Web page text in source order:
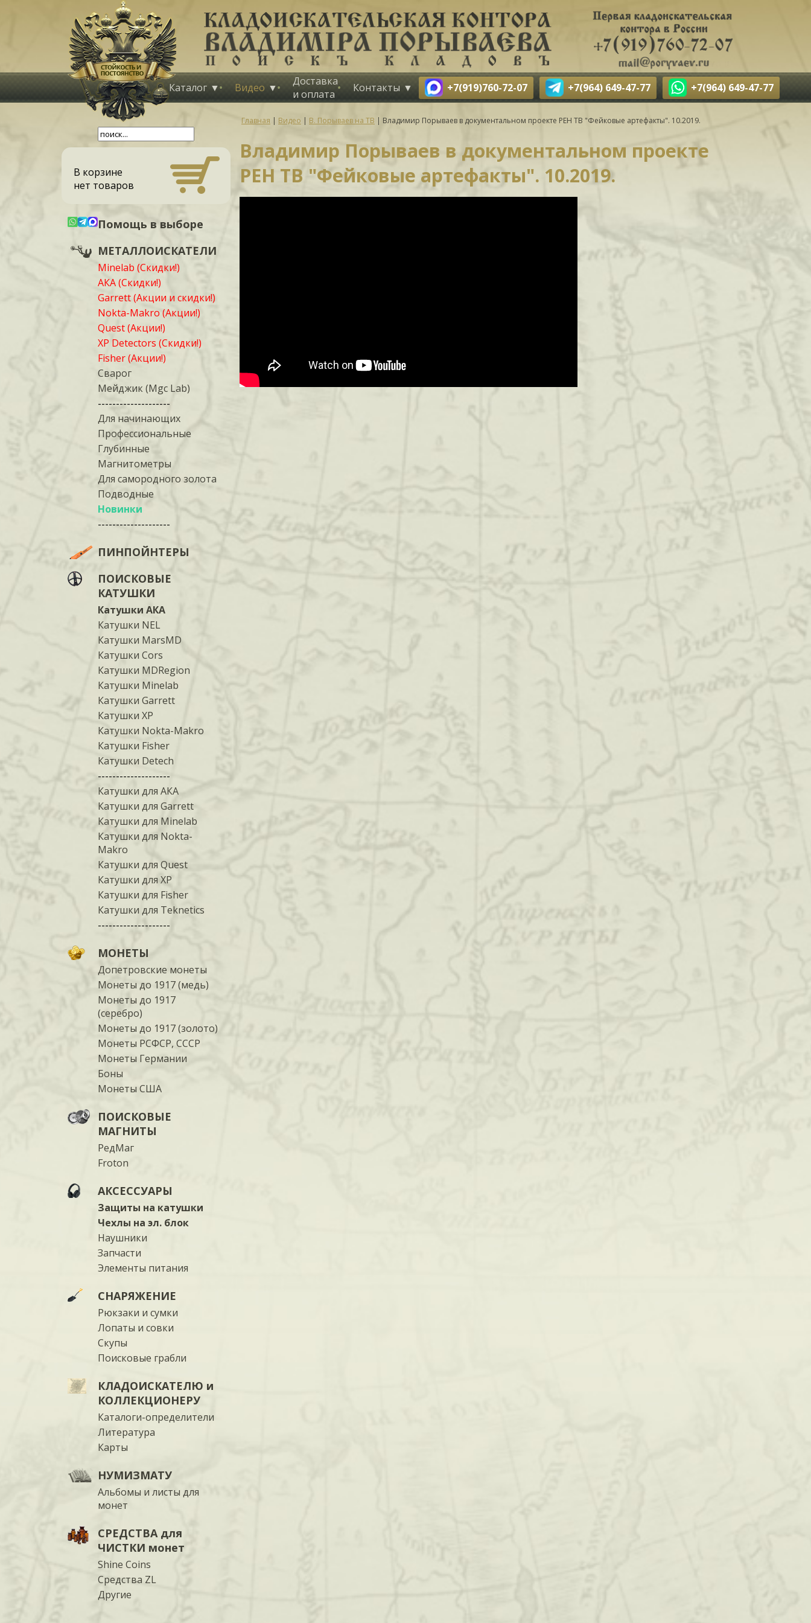
Каталог Видео
Доставка
и оплата
Контакты +7(919)760-72-07 +7(964) 649-47-77 +7(964) 649-47-77
В корзине
нет товаров
Помощь в выборе
МЕТАЛЛОИСКАТЕЛИ
Minelab (Скидки!)
АКА (Скидки!)
Garrett (Акции и скидки!)
Nokta-Makro (Акции!)
Quest (Акции!)
XP Detectors (Скидки!)
Fisher (Акции!)
Сварог
Мейджик (Mgc Lab)
--------------------
Для начинающих
Профессиональные
Глубинные
Магнитометры
Для самородного золота
Подводные
Новинки
--------------------
ПИНПОЙНТЕРЫ
ПОИСКОВЫЕ
КАТУШКИ
Катушки АКА
Катушки NEL
Катушки MarsMD
Катушки Cors
Катушки MDRegion
Катушки Minelab
Катушки Garrett
Катушки XP
Катушки Nokta-Makro
Катушки Fisher
Катушки Detech
--------------------
Катушки для АКА
Катушки для Garrett
Катушки для Minelab
Катушки для Nokta-
Makro
Катушки для Quest
Катушки для XP
Катушки для Fisher
Катушки для Teknetics
--------------------
МОНЕТЫ
Допетровские монеты
Монеты до 1917 (медь)
Монеты до 1917
(серебро)
Монеты до 1917 (золото)
Монеты РСФСР, СССР
Монеты Германии
Боны
Монеты США
ПОИСКОВЫЕ
МАГНИТЫ
РедМаг
Froton
АКСЕССУАРЫ
Защиты на катушки
Чехлы на эл. блок
Наушники
Запчасти
Элементы питания
СНАРЯЖЕНИЕ
Рюкзаки и сумки
Лопаты и совки
Скупы
Поисковые грабли
КЛАДОИСКАТЕЛЮ и
КОЛЛЕКЦИОНЕРУ
Каталоги-определители
Литература
Карты
НУМИЗМАТУ
Альбомы и листы для
монет
СРЕДСТВА для
ЧИСТКИ монет
Shine Coins
Средства ZL
Другие
Главная | Видео | В. Порываев на ТВ | Владимир Порываев в документальном проекте РЕН ТВ "Фейковые артефакты". 10.2019.
Владимир Порываев в документальном проекте
РЕН ТВ "Фейковые артефакты". 10.2019.